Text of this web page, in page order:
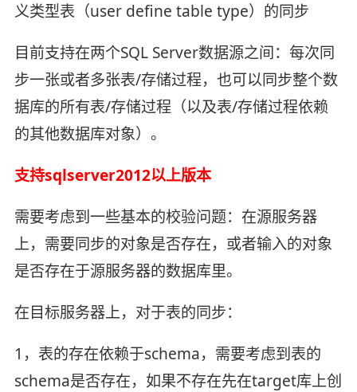
义类型表（user define table type）的同步
目前支持在两个SQL Server数据源之间：每次同
步一张或者多张表/存储过程，也可以同步整个数
据库的所有表/存储过程（以及表/存储过程依赖
的其他数据库对象）。
支持sqlserver2012以上版本
需要考虑到一些基本的校验问题：在源服务器
上，需要同步的对象是否存在，或者输入的对象
是否存在于源服务器的数据库里。
在目标服务器上，对于表的同步：
1，表的存在依赖于schema，需要考虑到表的
schema是否存在，如果不存在先在target库上创